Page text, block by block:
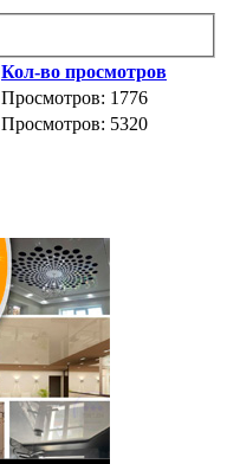
Кол-во просмотров
Просмотров: 1776
Просмотров: 5320